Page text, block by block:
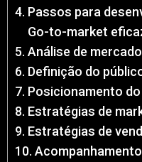
Passos para
Go-to-market
Análise de mercado
Definição do
Posicionamento
Estratégias de
Estratégias de